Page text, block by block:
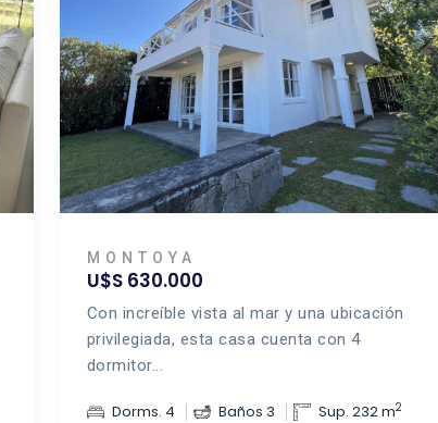
MONTOYA
U$S 630.000
Con increíble vista al mar y una ubicación
privilegiada, esta casa cuenta con 4
dormitor...
Dorms. 4 Baños 3 Sup. 232 m2